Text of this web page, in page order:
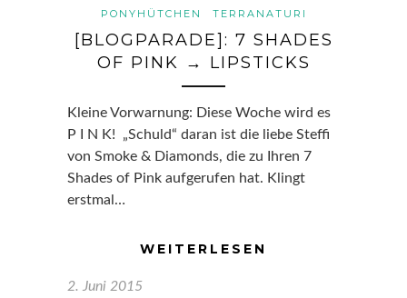
PONYHÜTCHEN
TERRANATURI
[BLOGPARADE]: 7 SHADES
OF PINK → LIPSTICKS
Kleine Vorwarnung: Diese Woche wird es
P I N K! „Schuld“ daran ist die liebe Steffi
von Smoke & Diamonds, die zu Ihren 7
Shades of Pink aufgerufen hat. Klingt
erstmal…
WEITERLESEN
2. Juni 2015